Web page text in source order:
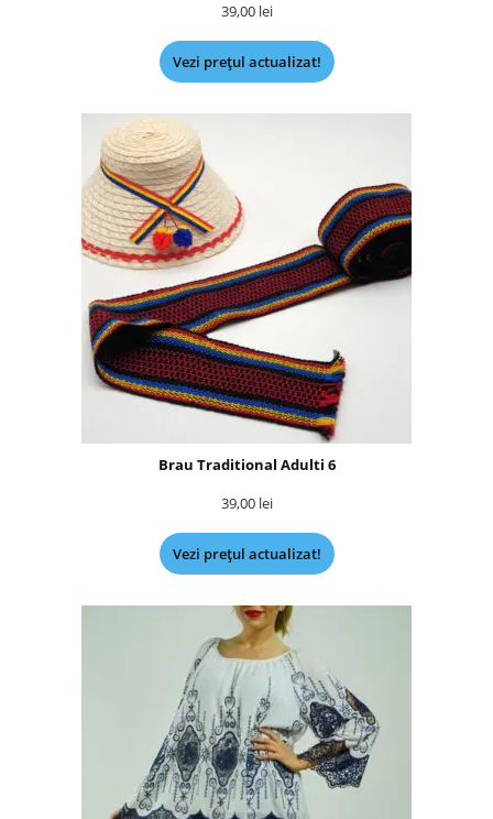
39,00 lei
Vezi prețul actualizat!
Brau Traditional Adulti 6
39,00 lei
Vezi prețul actualizat!